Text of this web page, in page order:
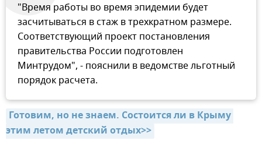
"Время работы во время эпидемии будет
засчитываться в стаж в трехкратном размере.
Соответствующий проект постановления
правительства России подготовлен
Минтрудом", - пояснили в ведомстве льготный
порядок расчета.
Готовим, но не знаем. Состоится ли в Крыму
этим летом детский отдых>>